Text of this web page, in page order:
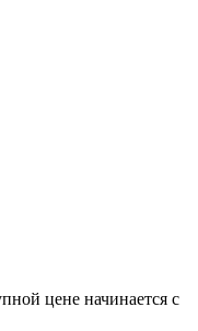
цене начинается с